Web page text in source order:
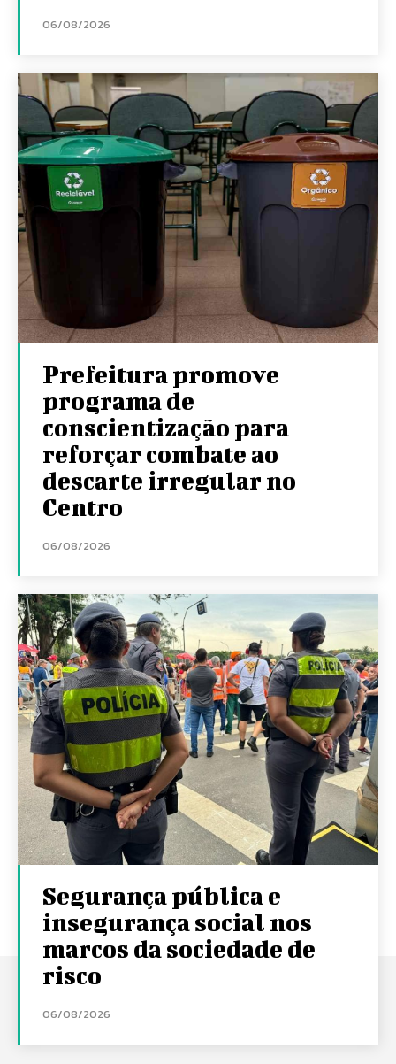
06/08/2026
Prefeitura promove
programa de
conscientização para
reforçar combate ao
descarte irregular no
Centro
06/08/2026
Segurança pública e
insegurança social nos
marcos da sociedade de
risco
06/08/2026